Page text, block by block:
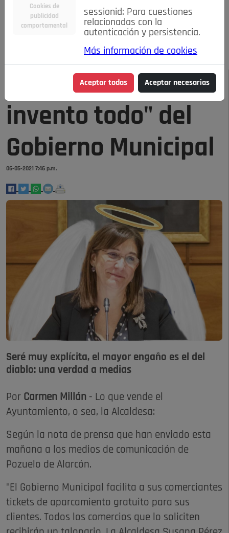
Entretenimiento
Estilo de Vida
Internacional
Madrid Opinión IN
Pozuelo de Alarcón
Salud 🔴 En Directo
NOTICIAS
Realidad vs "Me lo
invento todo" del
Gobierno Municipal
06-05-2021 7:46 p.m.
Seré muy explícita, el mayor engaño es el del
diablo: una verdad a medias
Por Carmen Millán - Lo que vende el
Ayuntamiento, o sea, la Alcaldesa:
Según la nota de prensa que han enviado esta
mañana a los medios de comunicación de
Pozuelo de Alarcón.
"El Gobierno Municipal facilita a sus comerciantes
tickets de aparcamiento gratuito para sus
clientes. Todos los comercios que lo soliciten
Cookies de
publicidad
comportamental
sessionid: Para cuestiones
relacionadas con la
autenticación y persistencia.
Más información de cookies
Aceptar todas Aceptar necesarias